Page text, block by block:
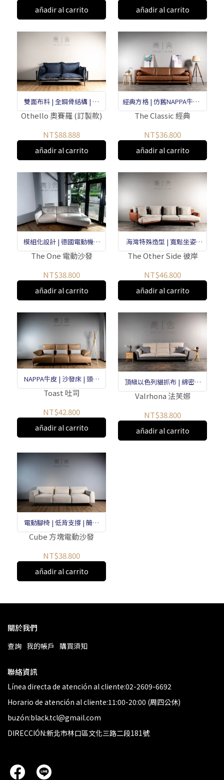
añadir al carrito añadir al carrito
雙面布料 | 全鋼骨結構 | 記
憶泡棉和羽絨
Othello 奧賽羅 (訂製款)
NT$88.888
añadir al carrito
經典方格 | 仿舊NAPPA牛皮 |
高密度泡棉和羽毛
The Classic 經典
NT$36.800
añadir al carrito
模組化設計 | 德國電動機構
件 | 布皮可做
The One 電動沙發
NT$38.800
añadir al carrito
海灣特殊造型 | 寬鬆坐姿 |
高密度泡棉和羽毛
The Other Side 彼岸
NT$46.800
añadir al carrito
NAPPA牛皮 | 沙發床 | 頭枕
可調
Toast 吐司
NT$42.800
añadir al carrito
頂級以色列貓抓布 | 綿密支
撐感 | 高密度泡棉和羽絨
Valrhona 法芙娜
NT$38.800
añadir al carrito
電動腳椅 | 低背支撐 | 簡單
可愛
Cube 方塊電動沙發
NT$38.800
añadir al carrito
關於我們
查詢 我的帳戶 購買須知
聯絡資訊
Línea directa de atención al cliente:02-2609-6692
Horario de atención al cliente:11:00-20:00 (周四公休)
buzón:black.tcl@gmail.com
DIRECCIÓN:新北市林口區文化三路二段181號